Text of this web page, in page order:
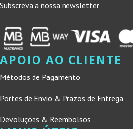
Subscreva a nossa newsletter
APOIO AO CLIENTE
Métodos de Pagamento
Portes de Envio & Prazos de Entrega
Devoluções & Reembolsos